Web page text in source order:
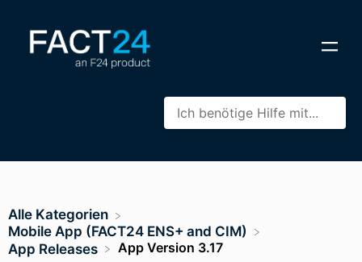
Alle Kategorien
​Mobile App (FACT24 ENS+ and CIM)
​App Releases
App Version 3.17